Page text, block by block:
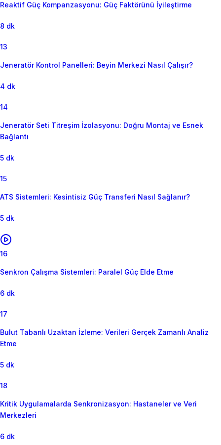
Reaktif Güç Kompanzasyonu: Güç Faktörünü İyileştirme
8 dk
13
Jeneratör Kontrol Panelleri: Beyin Merkezi Nasıl Çalışır?
4 dk
14
Jeneratör Seti Titreşim İzolasyonu: Doğru Montaj ve Esnek
Bağlantı
5 dk
15
ATS Sistemleri: Kesintisiz Güç Transferi Nasıl Sağlanır?
5 dk
16
Senkron Çalışma Sistemleri: Paralel Güç Elde Etme
6 dk
17
Bulut Tabanlı Uzaktan İzleme: Verileri Gerçek Zamanlı Analiz
Etme
5 dk
18
Kritik Uygulamalarda Senkronizasyon: Hastaneler ve Veri
Merkezleri
6 dk